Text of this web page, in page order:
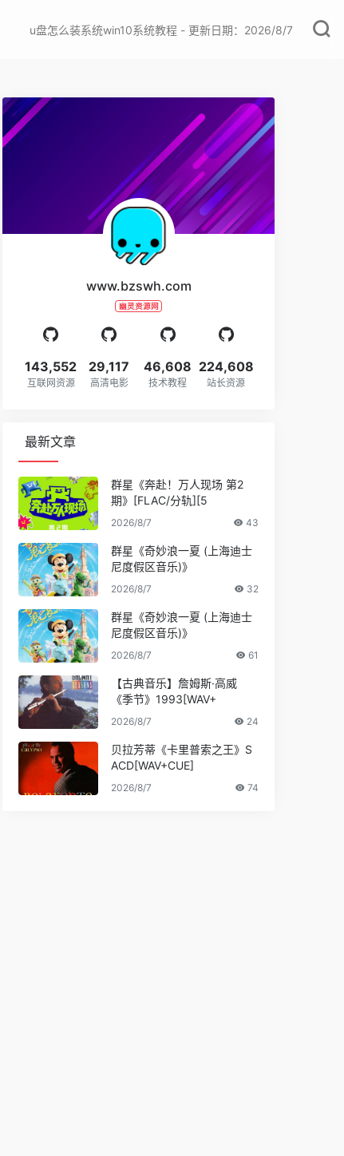
u盘怎么装系统win10系统教程 - 更新日期：2026/8/7
www.bzswh.com
幽灵资源网
143,552
互联网资源
29,117
高清电影
46,608
技术教程
224,608
站长资源
最新文章
群星《奔赴！万人现场 第2
期》[FLAC/分轨][5
2026/8/7 43
群星《奇妙浪一夏 (上海迪士
尼度假区音乐)》
2026/8/7 32
群星《奇妙浪一夏 (上海迪士
尼度假区音乐)》
2026/8/7 61
【古典音乐】詹姆斯·高威
《季节》1993[WAV+
2026/8/7 24
贝拉芳蒂《卡里普索之王》S
ACD[WAV+CUE]
2026/8/7 74